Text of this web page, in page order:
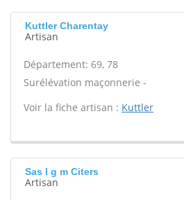
Kuttler Charentay
Artisan
Département: 69, 78
Surélévation maçonnerie -
Voir la fiche artisan : Kuttler
Sas l g m Citers
Artisan